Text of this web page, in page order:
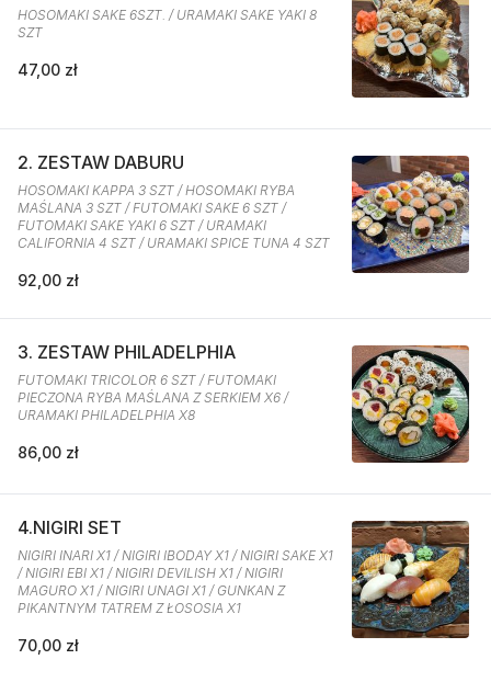
HOSOMAKI SAKE 6SZT. / URAMAKI SAKE YAKI 8
SZT
47,00 zł
2. ZESTAW DABURU
HOSOMAKI KAPPA 3 SZT / HOSOMAKI RYBA
MAŚLANA 3 SZT / FUTOMAKI SAKE 6 SZT /
FUTOMAKI SAKE YAKI 6 SZT / URAMAKI
CALIFORNIA 4 SZT / URAMAKI SPICE TUNA 4 SZT
92,00 zł
3. ZESTAW PHILADELPHIA
FUTOMAKI TRICOLOR 6 SZT / FUTOMAKI
PIECZONA RYBA MAŚLANA Z SERKIEM X6 /
URAMAKI PHILADELPHIA X8
86,00 zł
4.NIGIRI SET
NIGIRI INARI X1 / NIGIRI IBODAY X1 / NIGIRI SAKE X1
/ NIGIRI EBI X1 / NIGIRI DEVILISH X1 / NIGIRI
MAGURO X1 / NIGIRI UNAGI X1 / GUNKAN Z
PIKANTNYM TATREM Z ŁOSOSIA X1
70,00 zł